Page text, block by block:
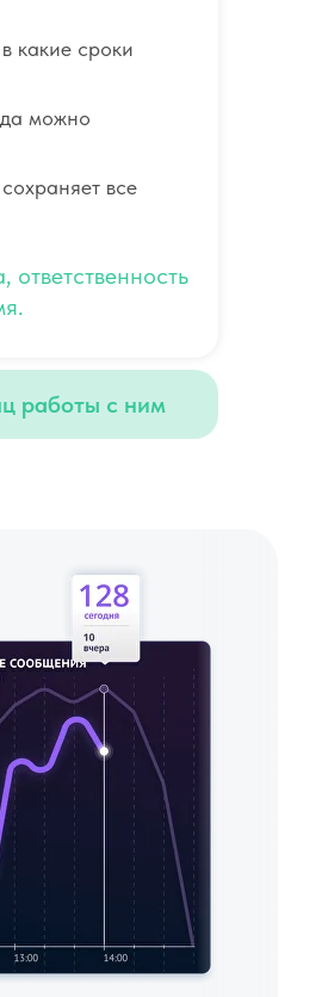
все
можно
какие сроки
работы с ним